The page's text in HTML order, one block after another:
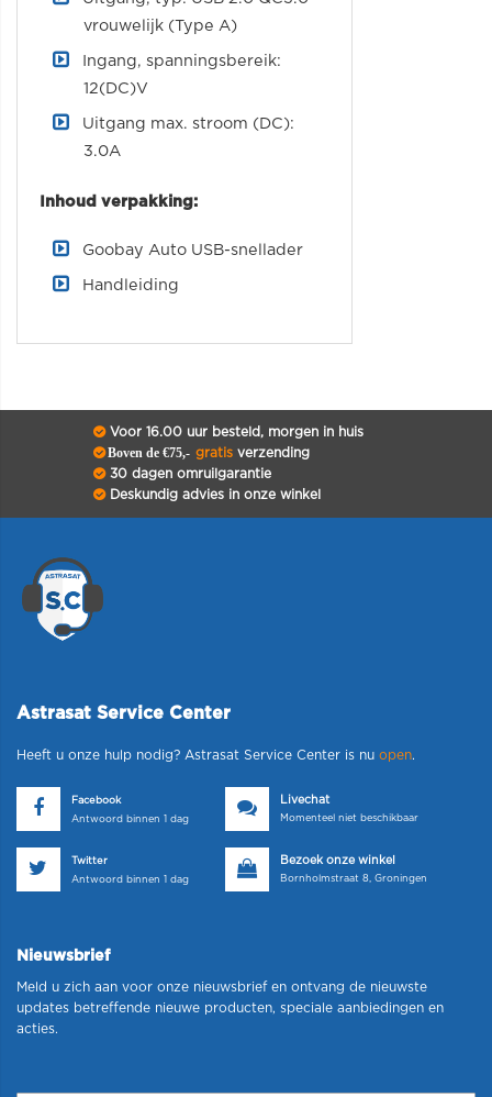
vrouwelijk (Type A)
Ingang, spanningsbereik:
12(DC)V
Uitgang max. stroom (DC):
3.0A
Inhoud verpakking:
Goobay Auto USB-snellader
Handleiding
Voor 16.00 uur besteld, morgen in huis
Boven de €75,- gratisverzending
30 dagen omruilgarantie
Deskundig advies in onze winkel
Astrasat Service Center
Heeft u onze hulp nodig? Astrasat Service Center is nu open.
Facebook
Antwoord binnen 1 dag
Livechat
Momenteel niet beschikbaar
Twitter
Antwoord binnen 1 dag
Bezoek onze winkel
Bornholmstraat 8, Groningen
Nieuwsbrief
Meld u zich aan voor onze nieuwsbrief en ontvang de nieuwste
updates betreffende nieuwe producten, speciale aanbiedingen en
acties.